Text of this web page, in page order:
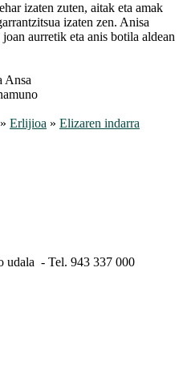
izaten zuten, aitak eta amak
izaten zen. Anisa
aurretik eta anis botila aldean
Ansa
» Erlijioa » Elizaren indarra
udala - Tel. 943 337 000